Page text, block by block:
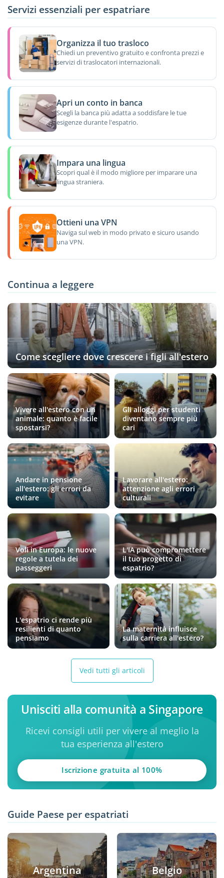
Servizi essenziali per espatriare
Organizza il tuo trasloco
Chiedi un preventivo gratuito e confronta prezzi e
servizi di traslocatori internazionali.
Apri un conto in banca
Scegli la banca più adatta a soddisfare le tue
esigenze durante l'espatrio.
Impara una lingua
Scopri qual è il modo migliore per imparare una
lingua straniera.
Ottieni una VPN
Naviga sul web in modo privato e sicuro usando
una VPN.
Continua a leggere
Come scegliere dove crescere i figli all'estero
Vivere all'estero con un
animale: quanto è facile
spostarsi?
Gli alloggi per studenti
diventano sempre più
cari
Andare in pensione
all'estero: gli errori da
evitare
Lavorare all'estero:
attenzione agli errori
culturali
Voli in Europa: le nuove
regole a tutela dei
passeggeri
L'IA può compromettere
il tuo progetto di
espatrio?
L'espatrio ci rende più
resilienti di quanto
pensiamo
La maternità influisce
sulla carriera all'estero?
Vedi tutti gli articoli
Unisciti alla comunità a Singapore
Ricevi consigli utili per vivere al meglio la
tua esperienza all'estero
Iscrizione gratuita al 100%
Guide Paese per espatriati
Argentina Belgio